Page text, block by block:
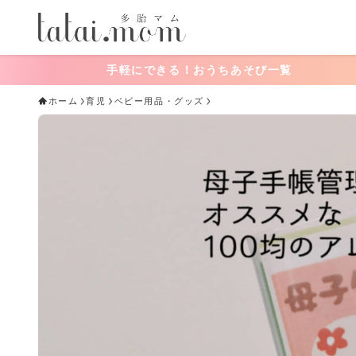
できる！おうちあそび一覧
ホーム 育児 ベビー用品・グッズ